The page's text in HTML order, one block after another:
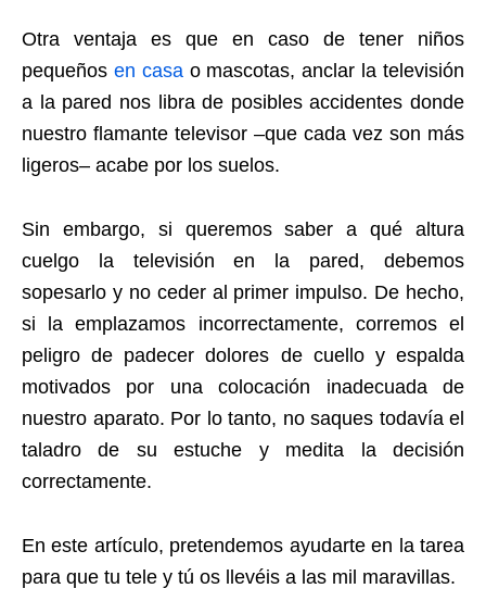
Otra ventaja es que en caso de tener niños
pequeños en casao mascotas, anclar la televisión
a la pared nos libra de posibles accidentes donde
nuestro flamante televisor –que cada vez son más
ligeros– acabe por los suelos.
Sin embargo, si queremos saber a qué altura
cuelgo la televisión en la pared, debemos
sopesarlo y no ceder al primer impulso. De hecho,
si la emplazamos incorrectamente, corremos el
peligro de padecer dolores de cuello y espalda
motivados por una colocación inadecuada de
nuestro aparato. Por lo tanto, no saques todavía el
taladro de su estuche y medita la decisión
correctamente.
En este artículo, pretendemos ayudarte en la tarea
para que tu tele y tú os llevéis a las mil maravillas.